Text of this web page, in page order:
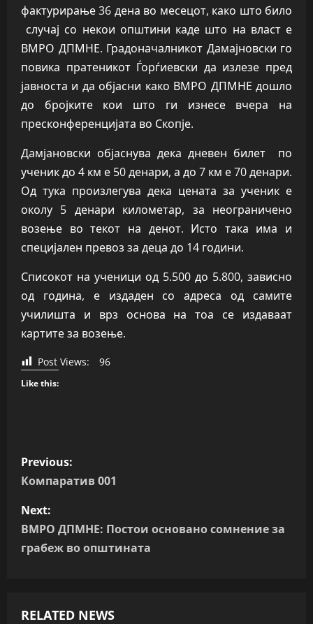
фактурирање 36 дена во месецот, како што било
случај со некои општини каде што на власт е
ВМРО ДПМНЕ. Градоначалникот Дамајновски го
повика пратеникот Ѓорѓиевски да излезе пред
јавноста и да објасни како ВМРО ДПМНЕ дошло
до бројките кои што ги изнесе вчера на
пресконференцијата во Скопје.
Дамјановски објаснува дека дневен билет по
ученик до 4 км е 50 денари, а до 7 км е 70 денари.
Од тука произлегува дека цената за ученик е
околу 5 денари километар, за неограничено
возење во текот на денот. Исто така има и
специјален превоз за деца до 14 години.
Списокот на ученици од 5.500 до 5.800, зависно
од година, е издаден со адреса од самите
училишта и врз основа на тоа се издаваат
картите за возење.
Post Views: 96
Like this:
P
o
s
t
a
Previous:
Компаратив 001
Next:
ВМРО ДПМНЕ: Постои основано сомнение за
грабеж во општината
RELATED NEWS